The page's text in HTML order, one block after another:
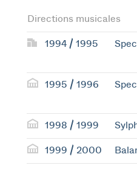
Directions musicales
1994 / 1995
1995 / 1996
1998 / 1999
1999 / 2000